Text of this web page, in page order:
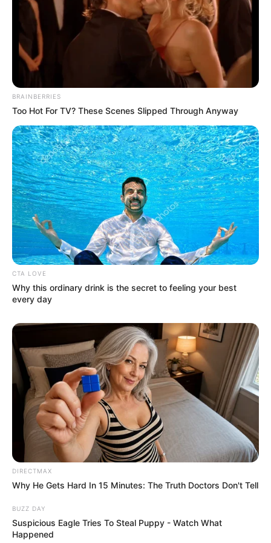
Guarde-a em um saco plástico limpo, livre de
poeiras e gorduras.
Imagem: www.mashiacrafts.com
3) Deixe a massa descansar por um dia antes de
seque-a e guarde em um novo saco plástico.
Depois é só tingir com a cor desejada e modelar à
vontade.
BRAINBERRIES
Too Hot For TV? These Scenes Slipped Through Anyway
CTA LOVE
Why this ordinary drink is the secret to feeling your best
every day
DIRECTMAX
Why He Gets Hard In 15 Minutes: The Truth Doctors Don't Tell
BUZZ DAY
Suspicious Eagle Tries To Steal Puppy - Watch What
Happened